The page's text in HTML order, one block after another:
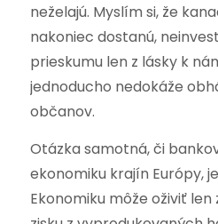
neželajú. Myslím si, že
nakoniec dostanú,
prieskumu len z lásky k
jednoducho nedokáže
občanov.
Otázka samotná, či
ekonomiku krajín Európy,
Ekonomiku môže oživiť